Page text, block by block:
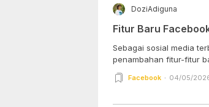
DoziAdiguna
Fitur Baru
Sebagai sosial media
penambahan fitur-fitur
Facebook 04/05/